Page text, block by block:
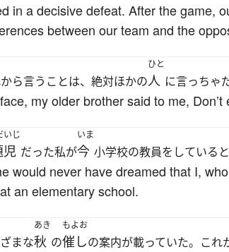
in a decisive defeat. After the game,
between our team and the
ら言うことは、絶対ほかの
ひと
人 に言っちゃ
my older brother said to me, Don’t
いじ
児 だった私が
いま
今 小学校の教員をしている
would never have dreamed that I,
an elementary school.
まな
あき
秋 の
もよお
催しの案内が載っていた。こ